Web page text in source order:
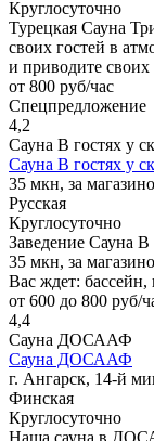
Круглосуточно
Турецкая Сауна
своих гостей в
и приводите своих
от 800 руб/час
Спецпредложение
4,2
Сауна В гостях у
Сауна В гостях у
35 мкн, за
Русская
Круглосуточно
Заведение Сауна В
35 мкн, за
Вас ждет: бассейн,
от 600 до 800 руб/
4,4
Сауна ДОСААФ
Сауна ДОСААФ
г. Ангарск, 14-й
Финская
Круглосуточно
Наша сауна в